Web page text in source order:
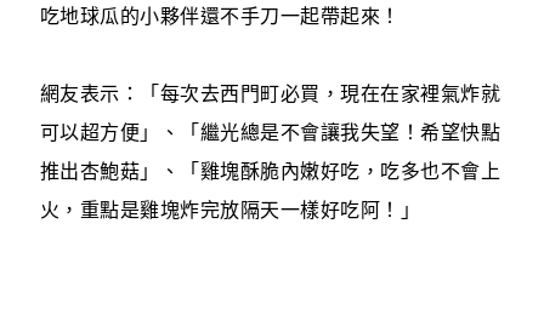
吃地球瓜的小夥伴還不手刀一起帶起來！
網友表示：「每次去西門町必買，現在在家裡氣炸就
可以超方便」、「繼光總是不會讓我失望！希望快點
推出杏鮑菇」、「雞塊酥脆內嫩好吃，吃多也不會上
火，重點是雞塊炸完放隔天一樣好吃阿！」